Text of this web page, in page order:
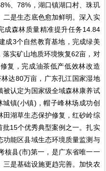
、78%，湖口镇湖口村、珠玑
是生态底色愈加鲜明。深入实
成森林质量精准提升任务14.84
成3个自然教育基地，完成绿美
实矿山地质环境恢复62亩，对
复，完成油茶低产低效林改造
达80万亩，广东孔江国家湿地
认定为国家级全域森林康养试
镇(小镇)，帽子峰林场成功创
湖草生态保护修复，红砂岭综
15个优秀典型案例之一。扎实
能区县域生态环境质量监测与
核县(市)第一，是广东省唯一一
是基础设施更趋完善。加快农